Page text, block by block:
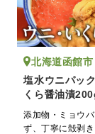
北海道函館市
塩水ウニパッ
くら醤油漬
添加物・ミョウ
ず、丁寧に殻剥